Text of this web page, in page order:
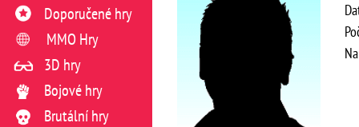
Doporučené hry
MMO Hry
3D hry
Bojové hry
Brutální hry